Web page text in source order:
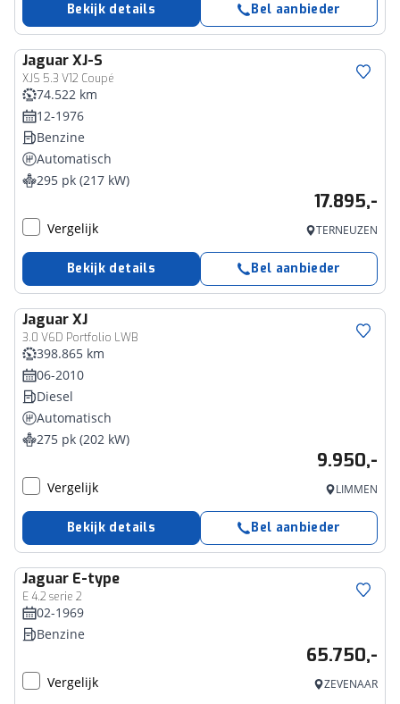
Bekijk details Bel aanbieder
JaguarXJ-S
XJS 5.3 V12 Coupé
74.522 km
12-1976
Benzine
Automatisch
295 pk (217 kW)
17.895,-
Vergelijk TERNEUZEN
Bekijk details Bel aanbieder
JaguarXJ
3.0 V6D Portfolio LWB
398.865 km
06-2010
Diesel
Automatisch
275 pk (202 kW)
9.950,-
Vergelijk LIMMEN
Bekijk details Bel aanbieder
Jaguar E-type
E 4.2 serie 2
02-1969
Benzine
65.750,-
Vergelijk ZEVENAAR